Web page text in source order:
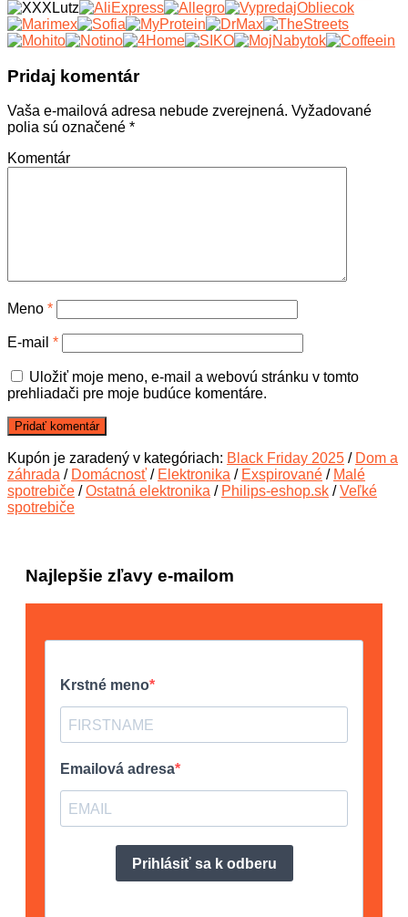
Pridaj komentár
Vaša e-mailová adresa nebude zverejnená. Vyžadované
polia sú označené *
Komentár
Meno *
E-mail *
Uložiť moje meno, e-mail a webovú stránku v tomto
prehliadači pre moje budúce komentáre.
Kupón je zaradený v kategóriach: Black Friday 2025 / Dom a
záhrada / Domácnosť / Elektronika / Exspirované / Malé
spotrebiče /Ostatná elektronika / Philips-eshop.sk /Veľké
spotrebiče
Najlepšie zľavy e-mailom